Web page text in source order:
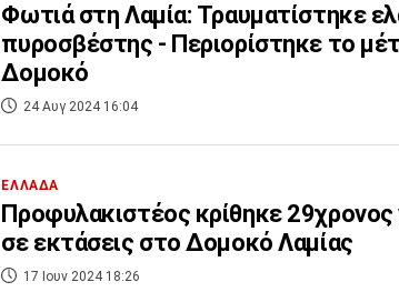
Φωτιά στη Λαμία: Τραυματίστηκε
πυροσβέστης - Περιορίστηκε το
Δομοκό
24 Αυγ 2024 16:04
ΕΛΛΑΔΑ
Προφυλακιστέος κρίθηκε 29χρονος
σε εκτάσεις στο Δομοκό Λαμίας
17 Ιουν 2024 18:26